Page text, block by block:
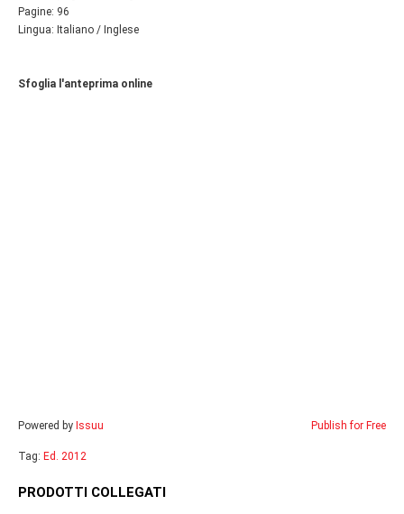
Pagine: 96
Lingua: Italiano / Inglese
Sfoglia l'anteprima online
Powered by Issuu Publish for Free
Tag: Ed. 2012
PRODOTTI COLLEGATI